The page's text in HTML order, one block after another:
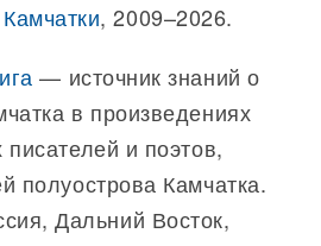
, 2009–2026.
— источник знаний о
в произведениях
писателей и поэтов,
полуострова Камчатка.
Дальний Восток,